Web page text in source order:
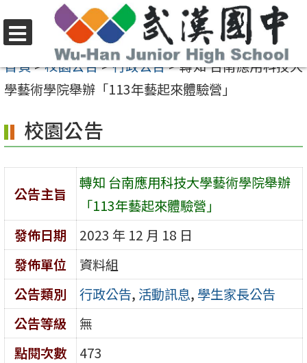
至
要
容
區
選
單
首頁>校園公告>行政公告>轉知 台南應用科技大
學藝術學院舉辦「113年藝起來體驗營」
校園公告
公告主旨
轉知 台南應用科技大學藝術學院舉辦
「113年藝起來體驗營」
發佈日期
2023 年 12 月 18 日
發佈單位
資料組
公告類別
行政公告, 活動訊息, 學生家長公告
公告等級
無
點閱次數
473